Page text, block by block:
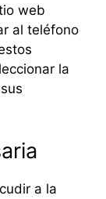
web
al teléfono
la
a la